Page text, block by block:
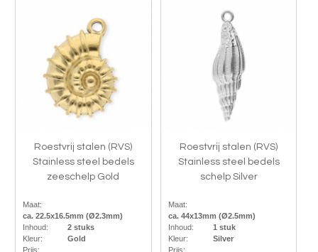
Roestvrij stalen (RVS)
Stainless steel bedels
zeeschelp Gold
Maat:
ca. 22.5x16.5mm (Ø2.3mm)
Inhoud:
2 stuks
Kleur:
Gold
Prijs:
Roestvrij stalen (RVS)
Stainless steel bedels
schelp Silver
Maat:
ca. 44x13mm (Ø2.5mm)
Inhoud:
1 stuk
Kleur:
Silver
Prijs: